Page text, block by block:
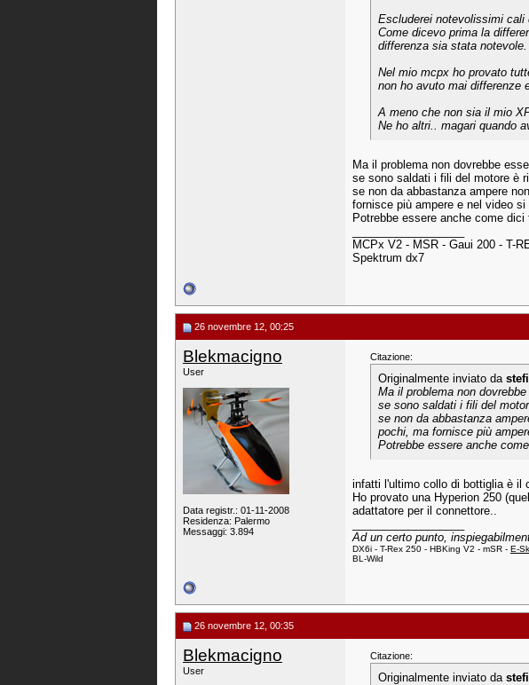
Escluderei notevolissimi
Come dicevo prima la
differenza sia stata notevole.
Nel mio mcpx ho provato
non ho avuto mai differenze
A meno che non sia il mio
Ne ho altri.. magari quando
Ma il problema non dovrebbe
se sono saldati i fili del motore è
se non da abbastanza ampere
fornisce più ampere e nel video
Potrebbe essere anche come
MCPx V2 - MSR - Gaui 200 - T-
Spektrum dx7
26 novembre 12, 00:25
Blekmacigno
User
Data registr.: 01-11-2008
Residenza: Palermo
Messaggi: 3.894
Citazione:
Originalmente inviato da
Ma il problema non
se sono saldati i fili del
se non da abbastanza
pochi, ma fornisce più
Potrebbe essere anche
infatti l'ultimo collo di bottiglia è il
Ho provato una Hyperion 250
adattatore per il connettore..
Ad un certo punto,
DX6i - T-Rex 250 - HBKing V2 - mSR - E-
BL -Wild
26 novembre 12, 00:35
Blekmacigno
User
Citazione:
Originalmente inviato da